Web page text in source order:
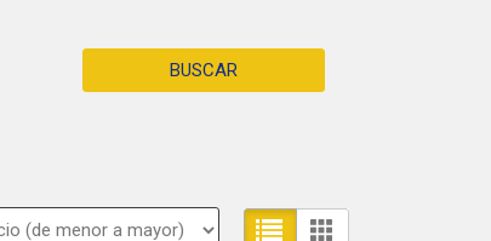
BUSCAR